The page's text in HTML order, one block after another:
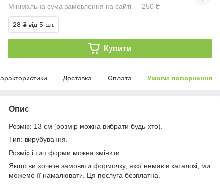
Мінімальна сума замовлення на сайті — 250 ₴
28 ₴ від 5 шт.
Купити
Доставка Оплата Умови повернення
Опис
Розмір: 13 см (розмір можна вибрати будь-хто).
Тип: вирубування.
Розмір і тип форми можна змінити.
Якщо ви хочете замовити формочку, якої немає в каталозі, ми
можемо її намалювати. Ця послуга безплатна.